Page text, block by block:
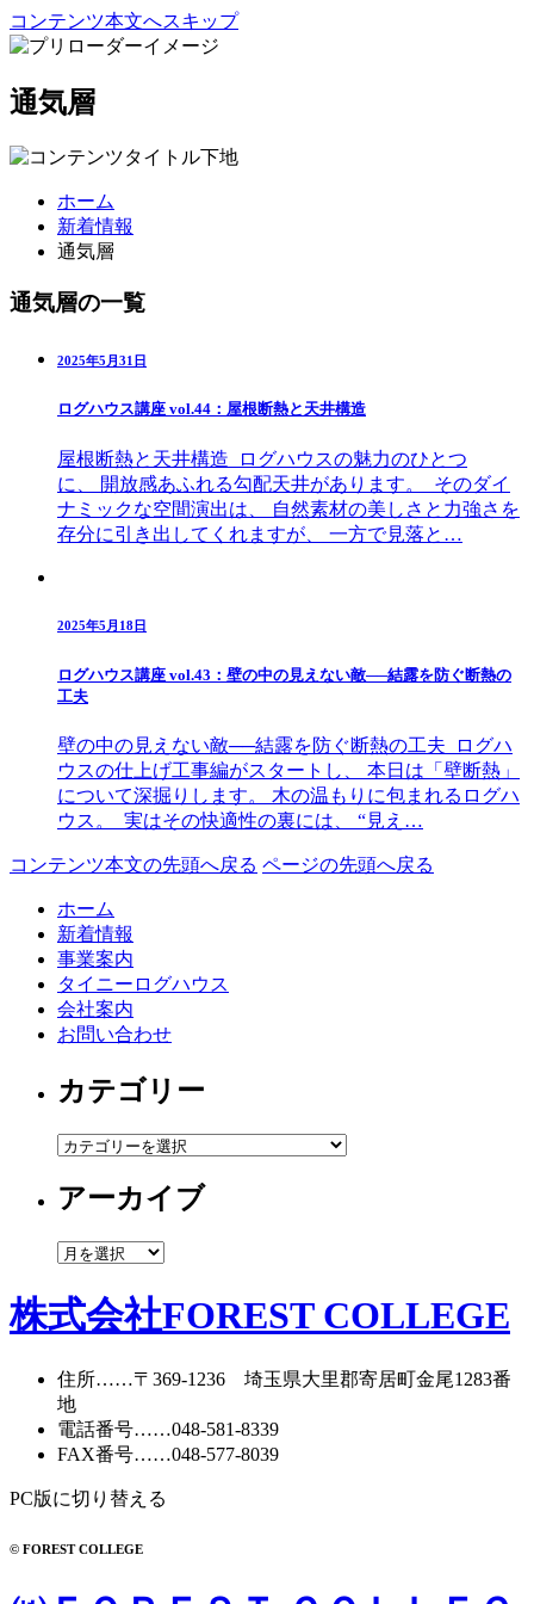
コンテンツ本文へスキップ
通気層
ホーム
新着情報
通気層
通気層の一覧
2025年5月31日
ログハウス講座 vol.44：屋根断熱と天井構造
屋根断熱と天井構造 ログハウスの魅力のひとつ
に、 開放感あふれる勾配天井があります。 そのダイ
ナミックな空間演出は、 自然素材の美しさと力強さを
存分に引き出してくれますが、 一方で見落と…
2025年5月18日
ログハウス講座 vol.43：壁の中の見えない敵──結露を防ぐ断熱の
工夫
壁の中の見えない敵──結露を防ぐ断熱の工夫 ログハ
ウスの仕上げ工事編がスタートし、 本日は「壁断熱」
について深掘りします。 木の温もりに包まれるログハ
ウス。 実はその快適性の裏には、 “見え…
コンテンツ本文の先頭へ戻る ページの先頭へ戻る
ホーム
新着情報
事業案内
タイニーログハウス
会社案内
お問い合わせ
カテゴリー
カ
ゴ
ー
アーカイブ
ア
カ
イ
株式会社FOREST COLLEGE
住所……〒369-1236 埼玉県大里郡寄居町金尾1283番
地
電話番号……048-581-8339
FAX番号……048-577-8039
PC版に切り替える
© FOREST COLLEGE